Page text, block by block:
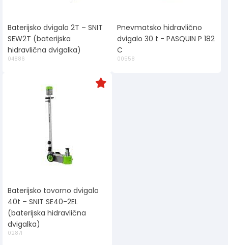
Baterijsko dvigalo 2T – SNIT
SEW2T (baterijska
hidravlična dvigalka)
04886
Pnevmatsko hidravlično
dvigalo 30 t - PASQUIN P 182
C
00558
Baterijsko tovorno dvigalo
40t – SNIT SE40-2EL
(baterijska hidravlična
dvigalka)
02871